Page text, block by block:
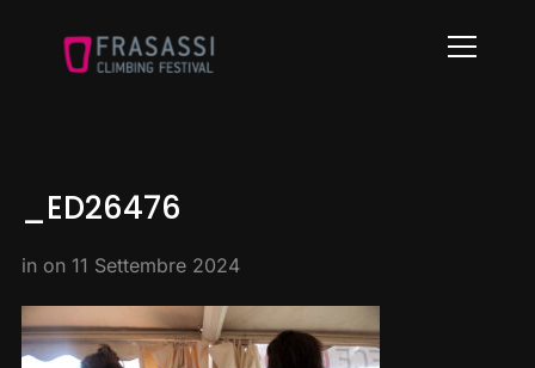
Info
_ED26476
in on 11 Settembre 2024